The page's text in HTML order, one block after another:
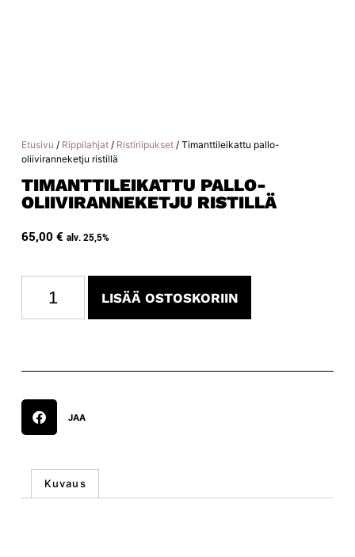
Etusivu / Rippilahjat / Ristiriipukset / Timanttileikattu pallo-
oliiviranneketju ristillä
TIMANTTILEIKATTU PALLO-
OLIIVIRANNEKETJU RISTILLÄ
65,00 € alv. 25,5%
LISÄÄ OSTOSKORIIN
JAA
Kuvaus